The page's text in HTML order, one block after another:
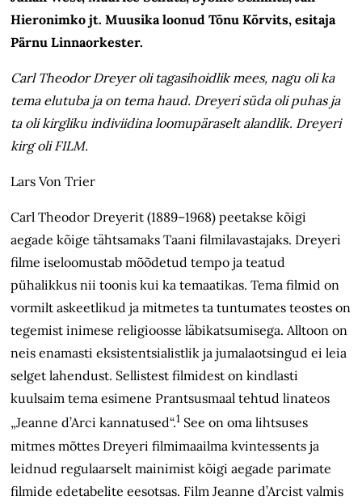
Hieronimko jt. Muusika loonud Tõnu Kõrvits, esitaja
Pärnu Linnaorkester.
Carl Theodor Dreyer oli tagasihoidlik mees, nagu oli ka
tema elutuba ja on tema haud. Dreyeri süda oli puhas ja
ta oli kirgliku indiviidina loomupäraselt alandlik. Dreyeri
kirg oli FILM.
Lars Von Trier
Carl Theodor Dreyerit (1889–1968) peetakse kõigi
aegade kõige tähtsamaks Taani filmilavastajaks. Dreyeri
filme iseloomustab mõõdetud tempo ja teatud
pühalikkus nii toonis kui ka temaatikas. Tema filmid on
vormilt askeetlikud ja mitmetes ta tuntumates teostes on
tegemist inimese religioosse läbikatsumisega. Alltoon on
neis enamasti eksistentsialistlik ja jumalaotsingud ei leia
selget lahendust. Sellistest filmidest on kindlasti
kuulsaim tema esimene Prantsusmaal tehtud linateos
„Jeanne d’Arci kannatused“.1 See on oma lihtsuses
mitmes mõttes Dreyeri filmimaailma kvintessents ja
leidnud regulaarselt mainimist kõigi aegade parimate
filmide edetabelite eesotsas. Film Jeanne d’Arcist valmis